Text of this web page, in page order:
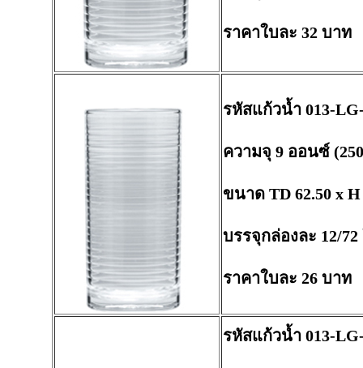
ราคาใบละ 32 บาท
รหัสแก้วน้ำ 013-
ความจุ 9 ออนซ์
ขนาด TD 62.50 x
บรรจุกล่องละ 12/72
ราคาใบละ 26 บาท
รหัสแก้วน้ำ 013-